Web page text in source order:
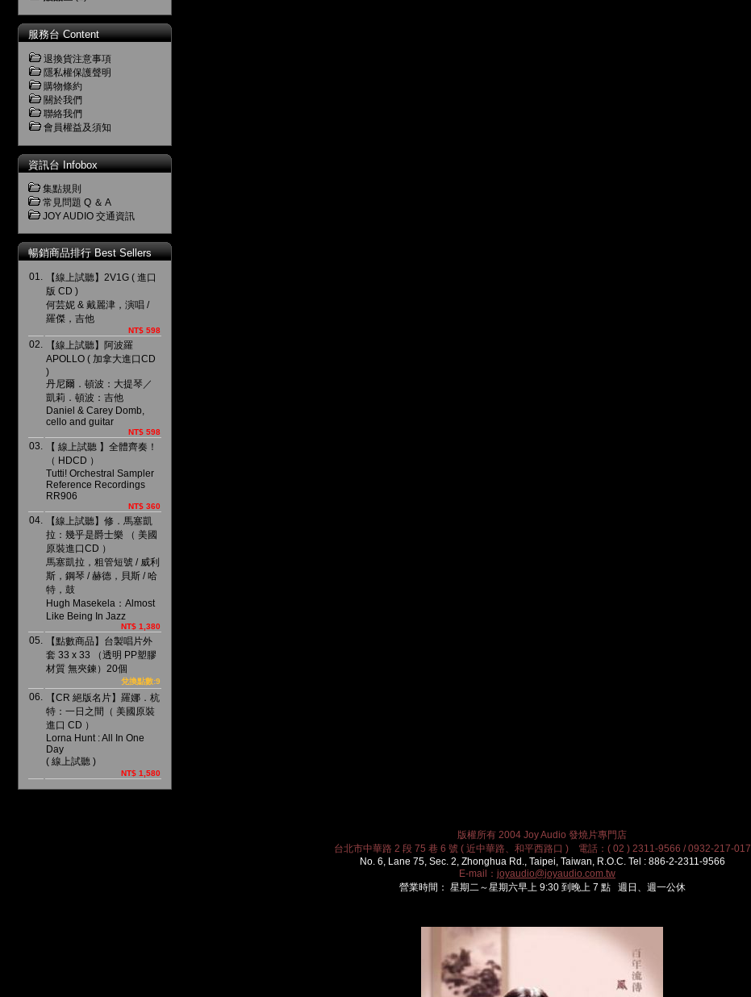
服務台 Content
退換貨注意事項
隱私權保護聲明
購物條約
關於我們
聯絡我們
會員權益及須知
資訊台 Infobox
集點規則
常見問題 Q ＆ A
JOY AUDIO 交通資訊
暢銷商品排行 Best Sellers
01.
【線上試聽】2V1G ( 進口
版 CD )
何芸妮 & 戴麗津，演唱 /
羅傑，吉他
NT$ 598
02.
【線上試聽】阿波羅
APOLLO ( 加拿大進口CD
)
丹尼爾．頓波：大提琴／
凱莉．頓波：吉他
Daniel & Carey Domb,
cello and guitar
NT$ 598
03.
【 線上試聽 】全體齊奏！
（ HDCD ）
Tutti! Orchestral Sampler
Reference Recordings
RR906
NT$ 360
04.
【線上試聽】修．馬塞凱
拉：幾乎是爵士樂 （ 美國
原裝進口CD ）
馬塞凱拉，粗管短號 / 威利
斯，鋼琴 / 赫德，貝斯 / 哈
特，鼓
Hugh Masekela：Almost
Like Being In Jazz
NT$ 1,380
05.
【點數商品】台製唱片外
套 33 x 33 （透明 PP塑膠
材質 無夾鍊）20個
兌換點數:9
06.
【CR 絕版名片】羅娜．杭
特：一日之間（ 美國原裝
進口 CD ）
Lorna Hunt : All In One
Day
( 線上試聽 )
NT$ 1,580
版權所有 2004 Joy Audio 發燒片專門店
台北市中華路 2 段 75 巷 6 號 ( 近中華路、和平西路口 ) 電話：( 02 ) 2311-9566 / 0932-217-017
No. 6, Lane 75, Sec. 2, Zhonghua Rd., Taipei, Taiwan, R.O.C. Tel : 886-2-2311-9566
E-mail： joyaudio@joyaudio.com.tw
營業時間： 星期二～星期六早上 9:30 到晚上 7 點 週日、週一公休